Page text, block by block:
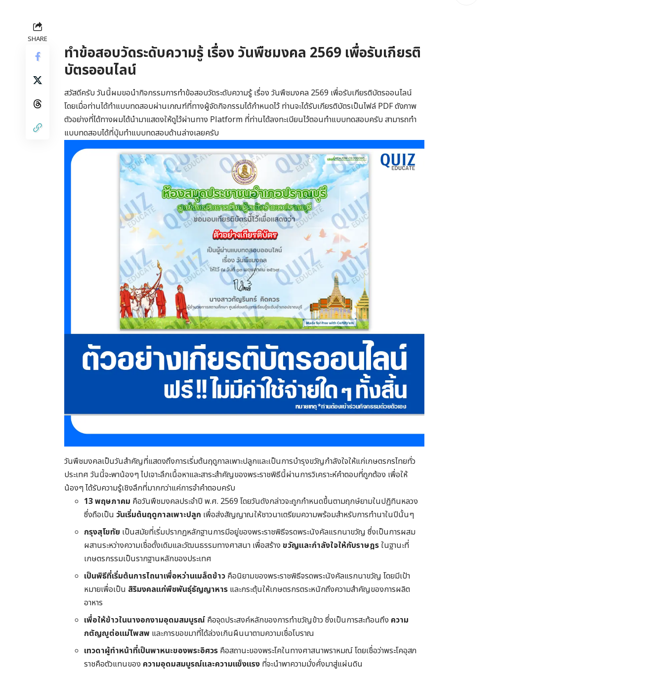
SHARE
ทำข้อสอบวัดระดับความรู้ เรื่อง วันพืชมงคล 2569 เพื่อรับเกียรติ
บัตรออนไลน์
สวัสดีครับ วันนี้ผมขอนำกิจกรรมการทำข้อสอบวัดระดับความรู้ เรื่อง วันพืชมงคล 2569 เพื่อรับเกียรติบัตรออนไลน์
โดยเมื่อท่านได้ทำแบบทดสอบผ่านเกณฑ์ที่ทางผู้จัดกิจกรรมได้กำหนดไว้ ท่านจะได้รับเกียรติบัตรเป็นไฟล์ PDF ดังภาพ
ตัวอย่างที่ได้ทางผมได้นำมาแสดงให้ดูไว้ผ่านทาง Platform ที่ท่านได้ลงทะเบียนไว้ตอนทำแบบทดสอบครับ สามารถทำ
แบบทดสอบได้ที่ปุ่มทำแบบทดสอบด้านล่างเลยครับ
วันพืชมงคลเป็นวันสำคัญที่แสดงถึงการเริ่มต้นฤดูกาลเพาะปลูกและเป็นการบำรุงขวัญกำลังใจให้แก่เกษตรกรไทยทั่ว
ประเทศ วันนี้จะพาน้องๆ ไปเจาะลึกเนื้อหาและสาระสำคัญของพระราชพิธีนี้ผ่านการวิเคราะห์คำตอบที่ถูกต้อง เพื่อให้
น้องๆ ได้รับความรู้เชิงลึกที่มากกว่าแค่การจำคำตอบครับ
13 พฤษภาคม คือวันพืชมงคลประจำปี พ.ศ. 2569 โดยวันดังกล่าวจะถูกกำหนดขึ้นตามฤกษ์ยามในปฏิทินหลวง
ซึ่งถือเป็น วันเริ่มต้นฤดูกาลเพาะปลูก เพื่อส่งสัญญาณให้ชาวนาเตรียมความพร้อมสำหรับการทำนาในปีนั้นๆ
กรุงสุโขทัย เป็นสมัยที่เริ่มปรากฏหลักฐานการมีอยู่ของพระราชพิธีจรดพระนังคัลแรกนาขวัญ ซึ่งเป็นการผสม
ผสานระหว่างความเชื่อดั้งเดิมและวัฒนธรรมทางศาสนา เพื่อสร้าง ขวัญและกำลังใจให้กับราษฎรในฐานะที่
เกษตรกรรมเป็นรากฐานหลักของประเทศ
เป็นพิธีที่เริ่มต้นการไถนาเพื่อหว่านเมล็ดข้าว คือนิยามของพระราชพิธีจรดพระนังคัลแรกนาขวัญ โดยมีเป้า
หมายเพื่อเป็น สิริมงคลแก่พืชพันธุ์ธัญญาหาร และกระตุ้นให้เกษตรกรตระหนักถึงความสำคัญของการผลิต
อาหาร
เพื่อให้ข้าวในนางอกงามอุดมสมบูรณ์ คือจุดประสงค์หลักของการทำขวัญข้าว ซึ่งเป็นการสะท้อนถึง ความ
กตัญญูต่อแม่โพสพ และการขอขมาที่ได้ล่วงเกินผืนนาตามความเชื่อโบราณ
เทวดาผู้ทำหน้าที่เป็นพาหนะของพระอิศวร คือสถานะของพระโคในทางศาสนาพราหมณ์ โดยเชื่อว่าพระโคอุสภ
ราชคือตัวแทนของ ความอุดมสมบูรณ์และความแข็งแรง ที่จะนำพาความมั่งคั่งมาสู่แผ่นดิน